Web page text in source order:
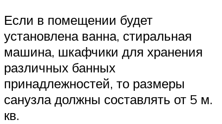
Если в помещении будет
установлена ванна, стиральная
машина, шкафчики для хранения
различных банных
принадлежностей, то размеры
санузла должны составлять от 5 м.
кв.